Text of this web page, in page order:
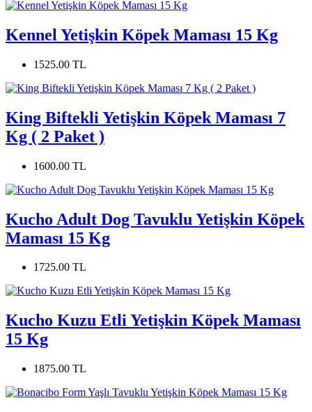
Kennel Yetişkin Köpek Maması 15 Kg
1525.00 TL
King Biftekli Yetişkin Köpek Maması 7
Kg ( 2 Paket )
1600.00 TL
Kucho Adult Dog Tavuklu Yetişkin Köpek
Maması 15 Kg
1725.00 TL
Kucho Kuzu Etli Yetişkin Köpek Maması
15 Kg
1875.00 TL